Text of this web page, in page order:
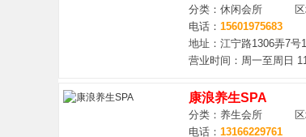
分类：休闲会所 区
电话： 15601975683
地址：江宁路1306弄7号
营业时间：周一至周日
康浪养生SPA
分类：养生会所 区
电话： 13166229761